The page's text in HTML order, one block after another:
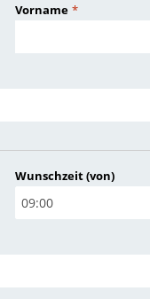
Vorname *
Wunschzeit (von)